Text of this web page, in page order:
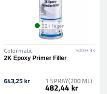
22 i lager
Colormatic 50003-43
2K Epoxy Primer Filler
643,25 kr 1 SPRAY(200 ML)
482,44 kr